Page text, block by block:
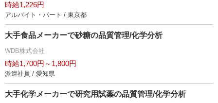
時給1,226円
アルバイト・パート / 東京都
大手食品メーカーで砂糖の品質管理/化学分析
WDB株式会社
時給1,700円～1,800円
派遣社員 / 愛知県
大手化学メーカーで研究用試薬の品質管理/化学分析